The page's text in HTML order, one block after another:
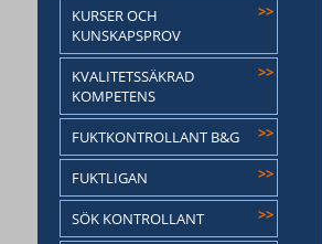
KURSER OCH
KUNSKAPSPROV
>>
KVALITETSSÄKRAD
KOMPETENS
>>
FUKTKONTROLLANT B&G >>
FUKTLIGAN >>
SÖK KONTROLLANT >>